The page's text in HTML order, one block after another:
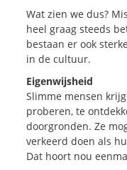
Contact
Inschrijven
Wat zien we dus?
heel graag steeds
bestaan er ook
in de cultuur.
Eigenwijsheid
Slimme mensen
proberen, te
doorgronden. Ze
verkeerd doen als
Dat hoort nou